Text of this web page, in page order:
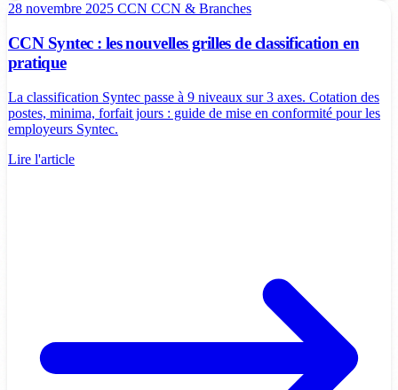
28 novembre 2025 CCN CCN & Branches
CCN Syntec : les nouvelles grilles de classification en
pratique
La classification Syntec passe à 9 niveaux sur 3 axes. Cotation des
postes, minima, forfait jours : guide de mise en conformité pour les
employeurs Syntec.
Lire l'article